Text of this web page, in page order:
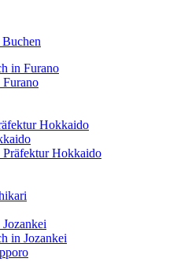
in Furano
Hokkaido
Hokkaido
in Jozankei